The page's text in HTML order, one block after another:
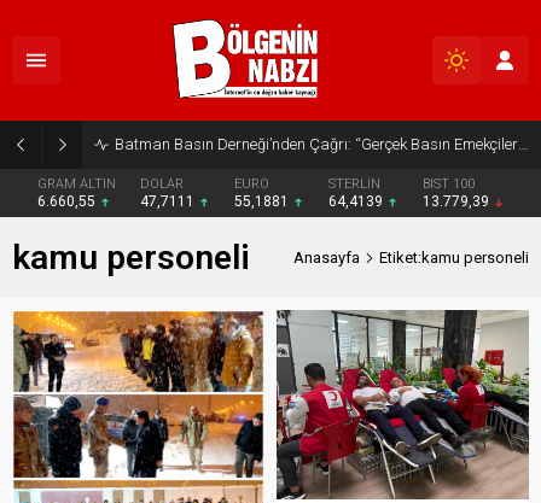
Batman Basın Derneği’nden Çağrı: “Gerçek Basın Emekçileri Desteklenmeli”
GRAM ALTIN
6.660,55
DOLAR
47,7111
EURO
55,1881
STERLİN
64,4139
BIST 100
13.779,39
kamu personeli Anasayfa Etiket:kamu personeli